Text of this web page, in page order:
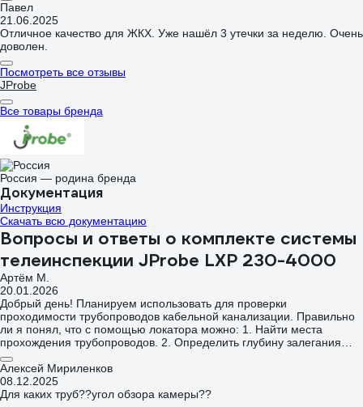
Павел
21.06.2025
Отличное качество для ЖКХ. Уже нашёл 3 утечки за неделю. Очень
доволен.
Посмотреть все отзывы
JProbe
Все товары бренда
Россия — родина бренда
Документация
Инструкция
Скачать всю документацию
Вопросы и ответы о комплекте системы
телеинспекции JProbe LXP 230-4000
Артём М.
20.01.2026
Добрый день! Планируем использовать для проверки
проходимости трубопроводов кабельной канализации. Правильно
ли я понял, что с помощью локатора можно: 1. Найти места
прохождения трубопроводов. 2. Определить глубину залегания
коммуникации.
Алексей Мириленков
08.12.2025
Для каких труб??угол обзора камеры??